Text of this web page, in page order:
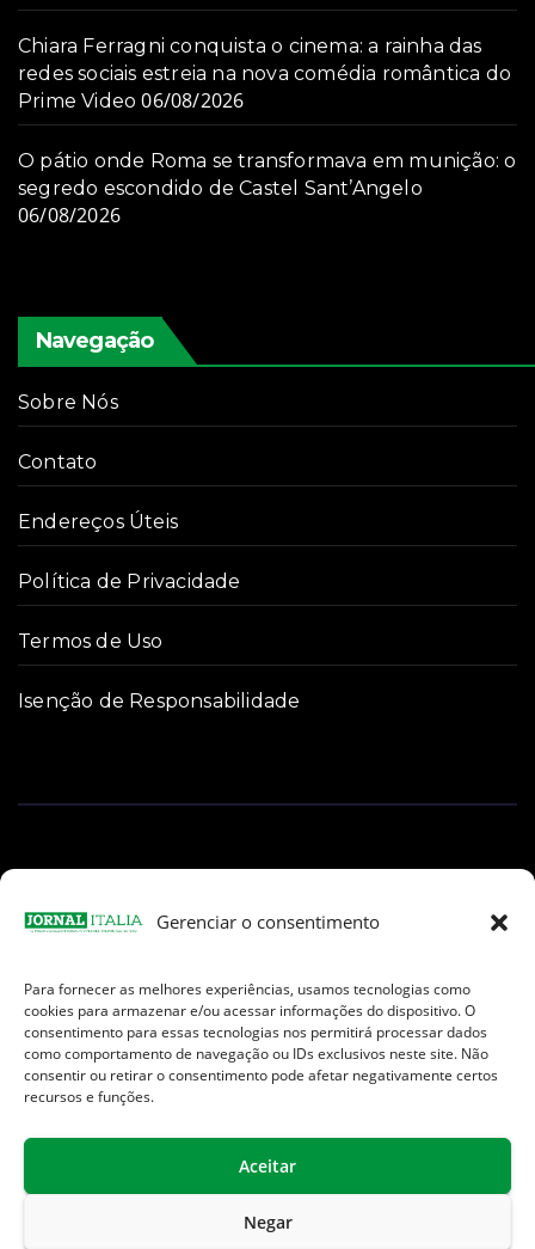
Gerenciar o consentimento
Para fornecer as melhores experiências, usamos tecnologias como
cookies para armazenar e/ou acessar informações do dispositivo. O
consentimento para essas tecnologias nos permitirá processar dados
como comportamento de navegação ou IDs exclusivos neste site. Não
consentir ou retirar o consentimento pode afetar negativamente certos
recursos e funções.
Aceitar
Negar
Chiara Ferragni conquista o cinema: a rainha das
redes sociais estreia na nova comédia romântica do
Prime Video 06/08/2026
O pátio onde Roma se transformava em munição: o
segredo escondido de Castel Sant’Angelo
06/08/2026
Navegação
Sobre Nós
Contato
Endereços Úteis
Política de Privacidade
Termos de Uso
Isenção de Responsabilidade
Facebook
Instagram
TikTokYoutube
E-
mail
Jornal Italia é uma Marca registrada internacionalmente da We
Communication.